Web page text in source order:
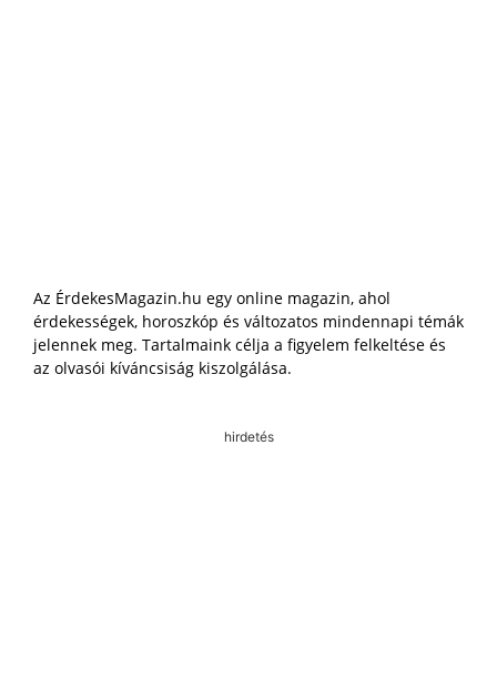
Az ÉrdekesMagazin.hu egy online magazin, ahol
érdekességek, horoszkóp és változatos mindennapi témák
jelennek meg. Tartalmaink célja a figyelem felkeltése és
az olvasói kíváncsiság kiszolgálása.
hirdetés